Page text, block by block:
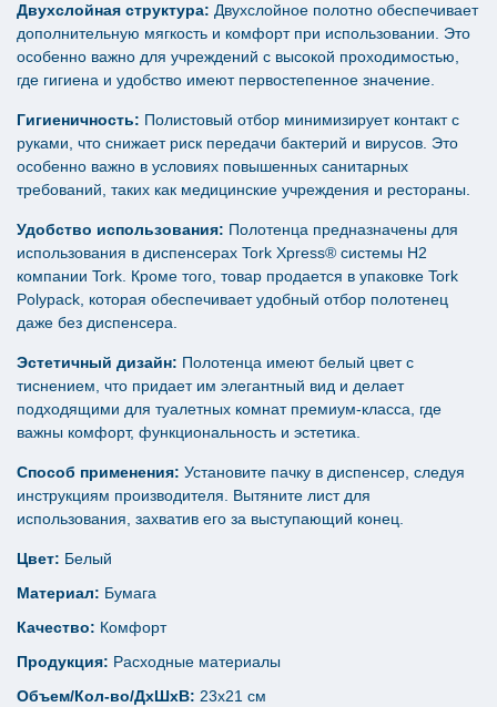
Двухслойная структура: Двухслойное полотно обеспечивает
дополнительную мягкость и комфорт при использовании. Это
особенно важно для учреждений с высокой проходимостью,
где гигиена и удобство имеют первостепенное значение.
Гигиеничность: Полистовый отбор минимизирует контакт с
руками, что снижает риск передачи бактерий и вирусов. Это
особенно важно в условиях повышенных санитарных
требований, таких как медицинские учреждения и рестораны.
Удобство использования: Полотенца предназначены для
использования в диспенсерах Tork Xpress® системы H2
компании Tork. Кроме того, товар продается в упаковке Tork
Polypack, которая обеспечивает удобный отбор полотенец
даже без диспенсера.
Эстетичный дизайн: Полотенца имеют белый цвет с
тиснением, что придает им элегантный вид и делает
подходящими для туалетных комнат премиум-класса, где
важны комфорт, функциональность и эстетика.
Способ применения: Установите пачку в диспенсер, следуя
инструкциям производителя. Вытяните лист для
использования, захватив его за выступающий конец.
Цвет: Белый
Материал: Бумага
Качество: Комфорт
Продукция: Расходные материалы
Объем/Кол-во/ДхШхВ: 23х21 см